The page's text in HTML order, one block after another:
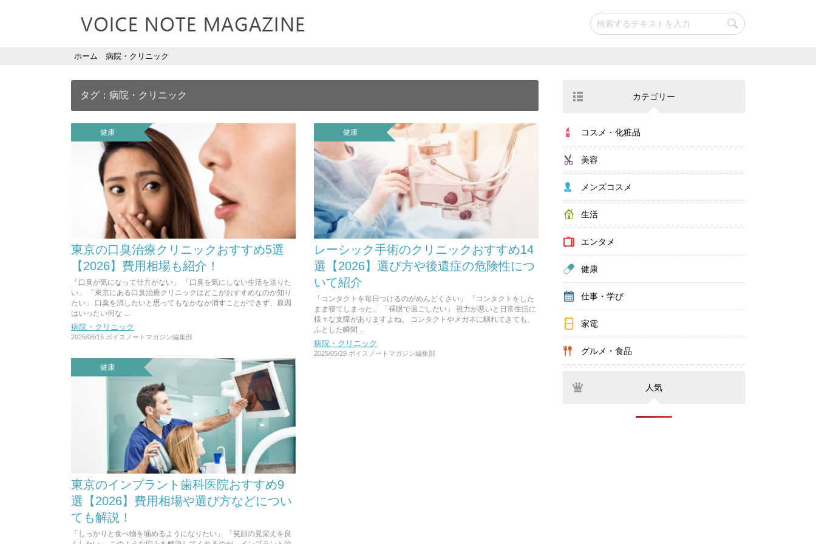
ホーム 病院・クリニック
タグ：病院・クリニック
健康
東京の口臭治療クリニックおすすめ5選
【2026】費用相場も紹介！
「口臭が気になって仕方がない」 「口臭を気にしない生活を送りた
い」 「東京にある口臭治療クリニックはどこがおすすめなのか知り
たい」 口臭を消したいと思ってもなかなか消すことができず、原因
はいったい何な ...
病院・クリニック
2025/06/15 ボイスノートマガジン編集部
健康
レーシック手術のクリニックおすすめ14
選【2026】選び方や後遺症の危険性につ
いて紹介
「コンタクトを毎日つけるのがめんどくさい」 「コンタクトをした
まま寝てしまった」 「裸眼で過ごしたい」 視力が悪いと日常生活に
様々な支障がありますよね。 コンタクトやメガネに馴れてきても、
ふとした瞬間 ...
病院・クリニック
2025/05/29 ボイスノートマガジン編集部
健康
東京のインプラント歯科医院おすすめ9
選【2026】費用相場や選び方などについ
ても解説！
「しっかりと食べ物を噛めるようになりたい」 「笑顔の見栄えを良
カテゴリー
コスメ・化粧品
美容
メンズコスメ
生活
エンタメ
健康
仕事・学び
家電
グルメ・食品
人気